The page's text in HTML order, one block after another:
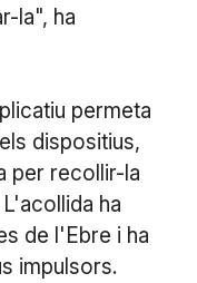
la", ha
permeta
dispositius,
per recollir-la
ha
de l'Ebre i ha
impulsors.